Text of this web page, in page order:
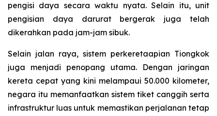
pengisi daya secara waktu nyata. Selain itu, unit
pengisian daya darurat bergerak juga telah
dikerahkan pada jam-jam sibuk.
Selain jalan raya, sistem perkeretaapian Tiongkok
juga menjadi penopang utama. Dengan jaringan
kereta cepat yang kini melampaui 50.000 kilometer,
negara itu memanfaatkan sistem tiket canggih serta
infrastruktur luas untuk memastikan perjalanan tetap